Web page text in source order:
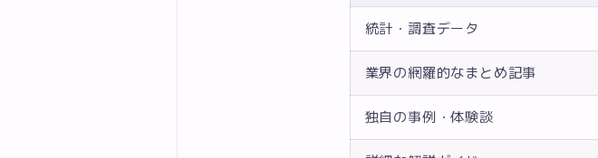
統計・調査データ
業界の網羅的なまとめ記事
独自の事例・体験談